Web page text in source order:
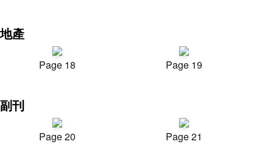
地產
Page 18 Page 19
副刊
Page 20 Page 21